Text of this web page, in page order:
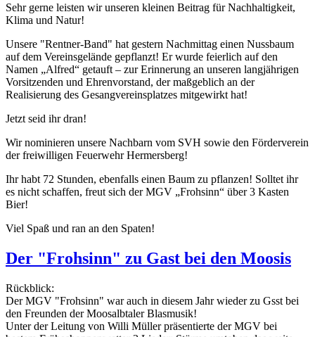
Sehr gerne leisten wir unseren kleinen Beitrag für Nachhaltigkeit,
Klima und Natur!
Unsere "Rentner-Band" hat gestern Nachmittag einen Nussbaum
auf dem Vereinsgelände gepflanzt! Er wurde feierlich auf den
Namen „Alfred“ getauft – zur Erinnerung an unseren langjährigen
Vorsitzenden und Ehrenvorstand, der maßgeblich an der
Realisierung des Gesangvereinsplatzes mitgewirkt hat!
Jetzt seid ihr dran!
Wir nominieren unsere Nachbarn vom SVH sowie den Förderverein
der freiwilligen Feuerwehr Hermersberg!
Ihr habt 72 Stunden, ebenfalls einen Baum zu pflanzen! Solltet ihr
es nicht schaffen, freut sich der MGV „Frohsinn“ über 3 Kasten
Bier!
Viel Spaß und ran an den Spaten!
Der "Frohsinn" zu Gast bei den Moosis
Rückblick:
Der MGV "Frohsinn" war auch in diesem Jahr wieder zu Gsst bei
den Freunden der Moosalbtaler Blasmusik!
Unter der Leitung von Willi Müller präsentierte der MGV bei